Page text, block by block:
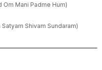
Om Mani Padme Hum)
Shivam Sundaram)